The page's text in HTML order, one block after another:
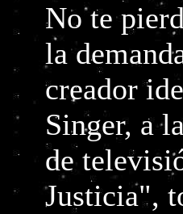
No te
la
creador
Singer, a
de
Justicia",